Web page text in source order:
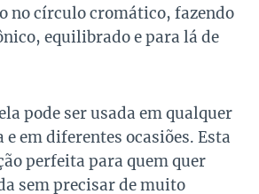
no círculo cromático, fazendo
equilibrado e para lá de
pode ser usada em qualquer
em diferentes ocasiões. Esta
perfeita para quem quer
sem precisar de muito